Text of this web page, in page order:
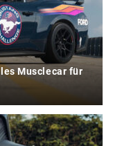
Musclecar für